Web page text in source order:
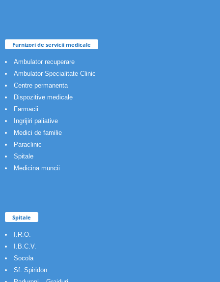
Furnizori de servicii medicale
Ambulator recuperare
Ambulator Specialitate Clinic
Centre permanenta
Dispozitive medicale
Farmacii
Ingrijiri paliative
Medici de familie
Paraclinic
Spitale
Medicina muncii
Spitale
I.R.O.
I.B.C.V.
Socola
Sf. Spiridon